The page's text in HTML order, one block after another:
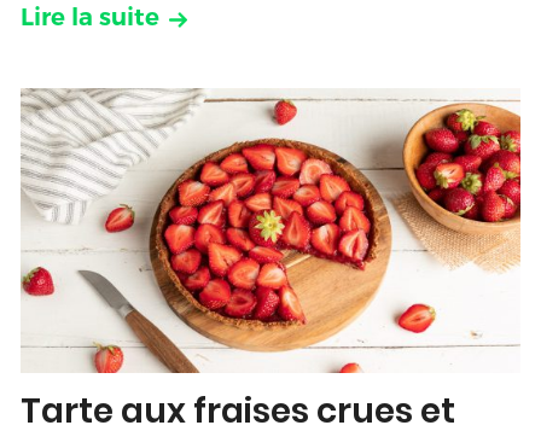
Lire la suite
Tarte aux fraises crues et